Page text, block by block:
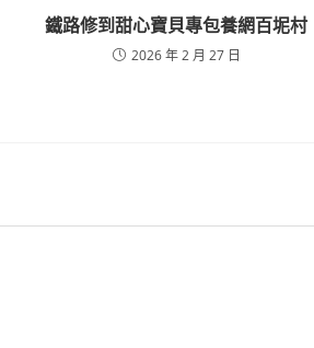
鐵路修到甜心寶貝專包養網百坭村
2026 年 2 月 27 日